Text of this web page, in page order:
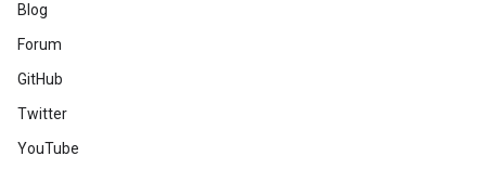
Blog
Forum
GitHub
Twitter
YouTube